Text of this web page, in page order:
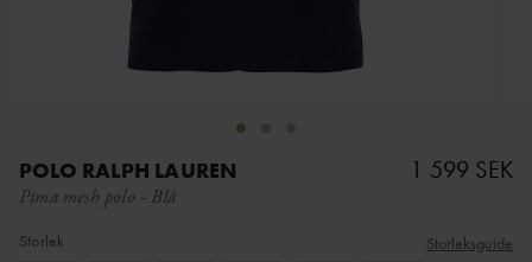
POLO RALPH LAUREN
Pima mesh polo - Blå
1 599 SEK
Storlek Storleksguide